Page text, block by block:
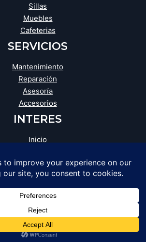
Sillas
Muebles
Cafeterias
SERVICIOS
Mantenimiento
Reparación
Asesoría
Accesorios
INTERES
Inicio
Tienda
Opiniones
Catálogo
Facebook
Instagram
WhatsApp
Google
. Todos los derechos
CreadoCyberdevfc